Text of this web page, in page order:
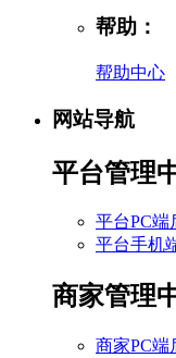
帮助：
帮助中心
网站导航
平台管理
平台PC端
平台手机
商家管理
商家PC端